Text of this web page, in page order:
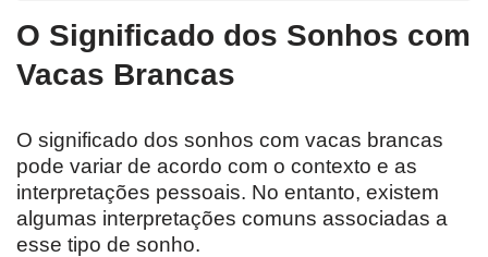
O Significado dos Sonhos com
Vacas Brancas
O significado dos sonhos com vacas brancas
pode variar de acordo com o contexto e as
interpretações pessoais. No entanto, existem
algumas interpretações comuns associadas a
esse tipo de sonho.